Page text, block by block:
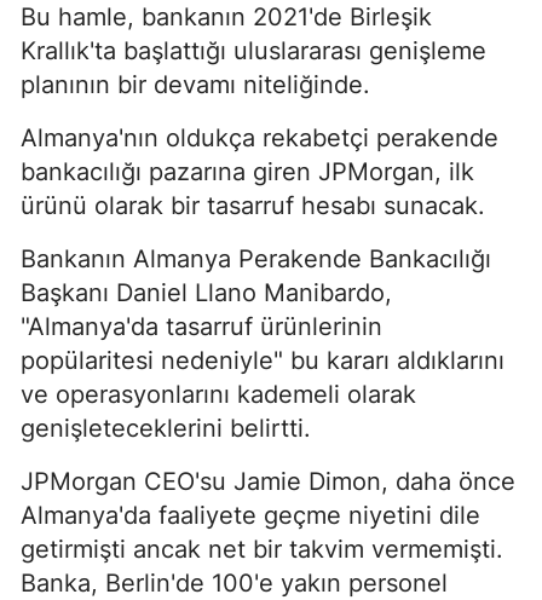
Bu hamle, bankanın 2021'de Birleşik
Krallık'ta başlattığı uluslararası genişleme
planının bir devamı niteliğinde.
Almanya'nın oldukça rekabetçi perakende
bankacılığı pazarına giren JPMorgan, ilk
ürünü olarak bir tasarruf hesabı sunacak.
Bankanın Almanya Perakende Bankacılığı
Başkanı Daniel Llano Manibardo,
"Almanya'da tasarruf ürünlerinin
popülaritesi nedeniyle" bu kararı aldıklarını
ve operasyonlarını kademeli olarak
genişleteceklerini belirtti.
JPMorgan CEO'su Jamie Dimon, daha önce
Almanya'da faaliyete geçme niyetini dile
getirmişti ancak net bir takvim vermemişti.
Banka, Berlin'de 100'e yakın personel